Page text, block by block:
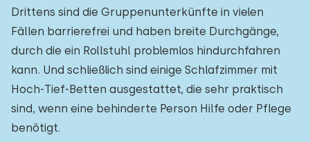
Drittens sind die Gruppenunterkünfte in vielen
Fällen barrierefrei und haben breite Durchgänge,
durch die ein Rollstuhl problemlos hindurchfahren
kann. Und schließlich sind einige Schlafzimmer mit
Hoch-Tief-Betten ausgestattet, die sehr praktisch
sind, wenn eine behinderte Person Hilfe oder Pflege
benötigt.